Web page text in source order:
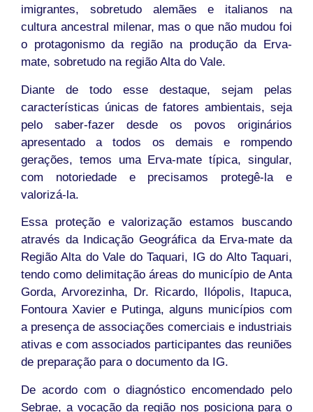
imigrantes, sobretudo alemães e italianos na
cultura ancestral milenar, mas o que não mudou foi
o protagonismo da região na produção da Erva-
mate, sobretudo na região Alta do Vale.
Diante de todo esse destaque, sejam pelas
características únicas de fatores ambientais, seja
pelo saber-fazer desde os povos originários
apresentado a todos os demais e rompendo
gerações, temos uma Erva-mate típica, singular,
com notoriedade e precisamos protegê-la e
valorizá-la.
Essa proteção e valorização estamos buscando
através da Indicação Geográfica da Erva-mate da
Região Alta do Vale do Taquari, IG do Alto Taquari,
tendo como delimitação áreas do município de Anta
Gorda, Arvorezinha, Dr. Ricardo, Ilópolis, Itapuca,
Fontoura Xavier e Putinga, alguns municípios com
a presença de associações comerciais e industriais
ativas e com associados participantes das reuniões
de preparação para o documento da IG.
De acordo com o diagnóstico encomendado pelo
Sebrae, a vocação da região nos posiciona para o